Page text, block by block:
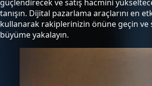
güçlendirecek ve satış hacmini
tanışın. Dijital pazarlama araçlarını en
kullanarak rakiplerinizin önüne geçin
büyüme yakalayın.